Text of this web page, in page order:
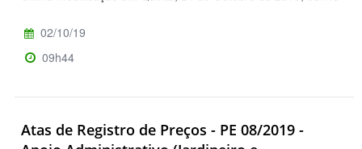
02/10/19
09h44
Atas de Registro de Preços - PE 08/2019 -